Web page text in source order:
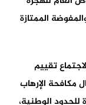
الممتازة
تقييم
مكافحة الإرهاب
للحدود الوطنية،